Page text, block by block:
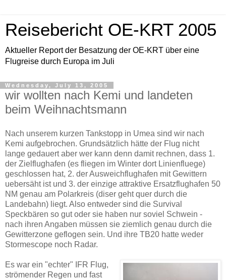
Reisebericht OE-KRT 2005
Aktueller Report der Besatzung der OE-KRT über eine
Flugreise durch Europa im Juli
Wednesday, July 13, 2005
wir wollten nach Kemi und landeten
beim Weihnachtsmann
Nach unserem kurzen Tankstopp in Umea sind wir nach
Kemi aufgebrochen. Grundsätzlich hätte der Flug nicht
lange gedauert aber wer kann denn damit rechnen, dass 1.
der Zielflughafen (es fliegen im Winter dort Linienfluege)
geschlossen hat, 2. der Ausweichflughafen mit Gewittern
uebersäht ist und 3. der einzige attraktive Ersatzflughafen 50
NM genau am Polarkreis (diser geht quer durch die
Landebahn) liegt. Also entweder sind die Survival
Speckbären so gut oder sie haben nur soviel Schwein -
nach ihren Angaben müssen sie ziemlich genau durch die
Gewitterzone geflogen sein. Und ihre TB20 hatte weder
Stormescope noch Radar.
Es war ein "echter" IFR Flug,
strömender Regen und fast